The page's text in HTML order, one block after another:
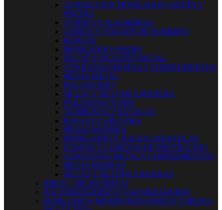
CONFECCION MOBILIARIO JARDÍN Y
PISCINA
COJINES Y ALFOMBRAS
CARPAS Y TOLDOS DE SOMBREO
BANCOS
MOBILIARIO JARDIN
SILLAS Y SILLONES METAL
CONJUNTOS RESINA Y COMPLEMENTOS
MESAS METAL
BALANCINES
SILLAS Y SILLONES MADERA
PARASOLES Y PIES
TUMBONAS Y BUTACAS
BAULES Y ARCONES
MESAS MADERA
MOBILIARIO Y JUEGOS INFANTILES
FUNDAS Y LONETAS DE PROTECCIÓN
CONJUNTOS METAL Y COMPLEMENTOS
MESAS RESINAS
SILLAS Y SILLONES RESINAS
RIEGO - MICRO RIEGO
PULVERIZADORES Y VAPORIZADORES
SEMILLEROS MINIINVERNADEROS Y MESAS